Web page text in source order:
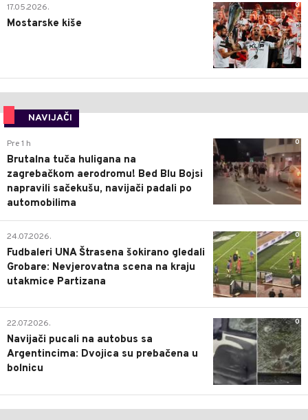
0
17.05.2026.
Mostarske kiše
NAVIJAČI
0
Pre 1 h
Brutalna tuča huligana na
zagrebačkom aerodromu! Bed Blu Bojsi
napravili sačekušu, navijači padali po
automobilima
0
24.07.2026.
Fudbaleri UNA Štrasena šokirano gledali
Grobare: Nevjerovatna scena na kraju
utakmice Partizana
0
22.07.2026.
Navijači pucali na autobus sa
Argentincima: Dvojica su prebačena u
bolnicu